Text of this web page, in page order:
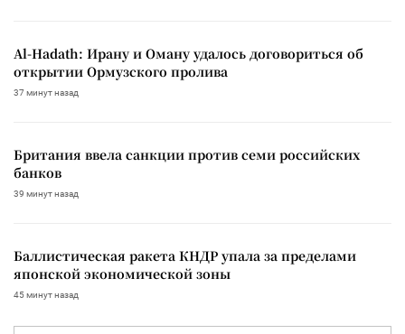
Al-Hadath: Ирану и Оману удалось договориться об
открытии Ормузского пролива
37 минут назад
Британия ввела санкции против семи российских
банков
39 минут назад
Баллистическая ракета КНДР упала за пределами
японской экономической зоны
45 минут назад